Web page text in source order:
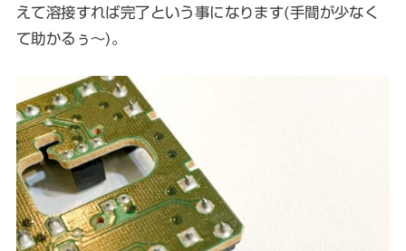
えて溶接すれば完了という事になります(手間が少なく
て助かるぅ〜)。